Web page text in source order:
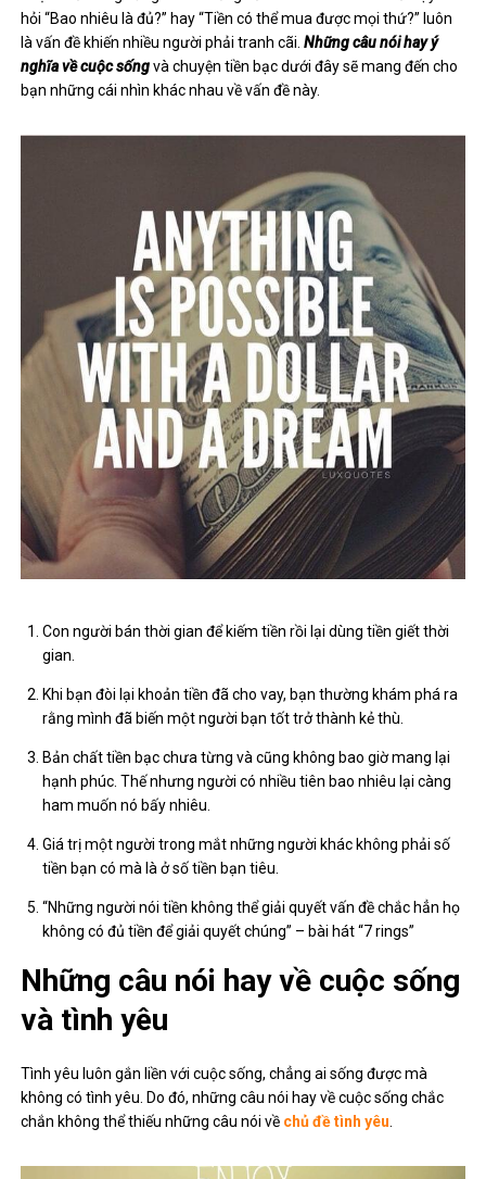
hỏi “Bao nhiêu là đủ?” hay “Tiền có thể mua được mọi thứ?” luôn
là vấn đề khiến nhiều người phải tranh cãi.Những câu nói hay ý
nghĩa về cuộc sốngvà chuyện tiền bạc dưới đây sẽ mang đến cho
bạn những cái nhìn khác nhau về vấn đề này.
Con người bán thời gian để kiếm tiền rồi lại dùng tiền giết thời
gian.
Khi bạn đòi lại khoản tiền đã cho vay, bạn thường khám phá ra
rằng mình đã biến một người bạn tốt trở thành kẻ thù.
Bản chất tiền bạc chưa từng và cũng không bao giờ mang lại
hạnh phúc. Thế nhưng người có nhiều tiên bao nhiêu lại càng
ham muốn nó bấy nhiêu.
Giá trị một người trong mắt những người khác không phải số
tiền bạn có mà là ở số tiền bạn tiêu.
“Những người nói tiền không thể giải quyết vấn đề chắc hẳn họ
không có đủ tiền để giải quyết chúng” – bài hát “7 rings”
Những câu nói hay về cuộc sống
và tình yêu
Tình yêu luôn gắn liền với cuộc sống, chẳng ai sống được mà
không có tình yêu. Do đó, những câu nói hay về cuộc sống chắc
chắn không thể thiếu những câu nói về chủ đề tình yêu.